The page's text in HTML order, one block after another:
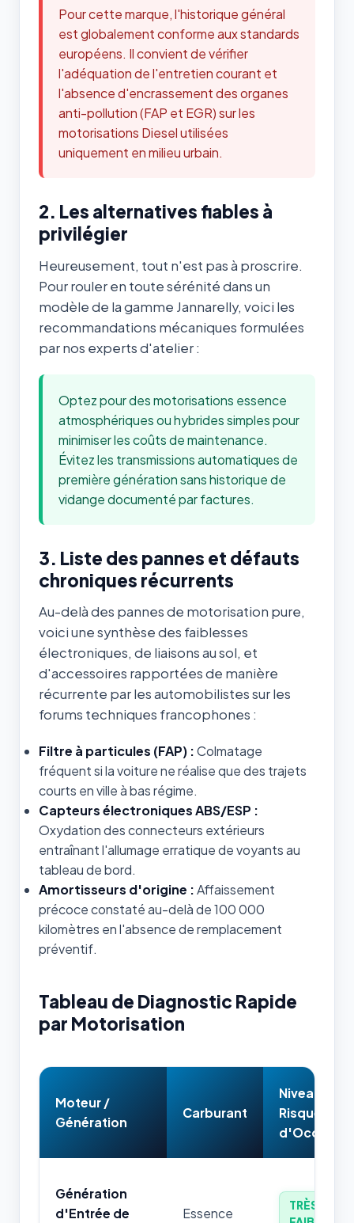
Pour cette marque, l'historique général
est globalement conforme aux standards
européens. Il convient de vérifier
l'adéquation de l'entretien courant et
l'absence d'encrassement des organes
anti-pollution (FAP et EGR) sur les
motorisations Diesel utilisées
uniquement en milieu urbain.
2. Les alternatives fiables à
privilégier
Heureusement, tout n'est pas à proscrire.
Pour rouler en toute sérénité dans un
modèle de la gamme Jannarelly, voici les
recommandations mécaniques formulées
par nos experts d'atelier :
Optez pour des motorisations essence
atmosphériques ou hybrides simples pour
minimiser les coûts de maintenance.
Évitez les transmissions automatiques de
première génération sans historique de
vidange documenté par factures.
3. Liste des pannes et défauts
chroniques récurrents
Au-delà des pannes de motorisation pure,
voici une synthèse des faiblesses
électroniques, de liaisons au sol, et
d'accessoires rapportées de manière
récurrente par les automobilistes sur les
forums techniques francophones :
Filtre à particules (FAP) :Colmatage
fréquent si la voiture ne réalise que des trajets
courts en ville à bas régime.
Capteurs électroniques ABS/ESP :
Oxydation des connecteurs extérieurs
entraînant l'allumage erratique de voyants au
tableau de bord.
Amortisseurs d'origine :Affaissement
précoce constaté au-delà de 100 000
kilomètres en l'absence de remplacement
préventif.
Tableau de Diagnostic Rapide
par Motorisation
Moteur /
Génération
Carburant
Niveau de
Risque
d'Occasion
Génération
d'Entrée de
Essence
TRÈS